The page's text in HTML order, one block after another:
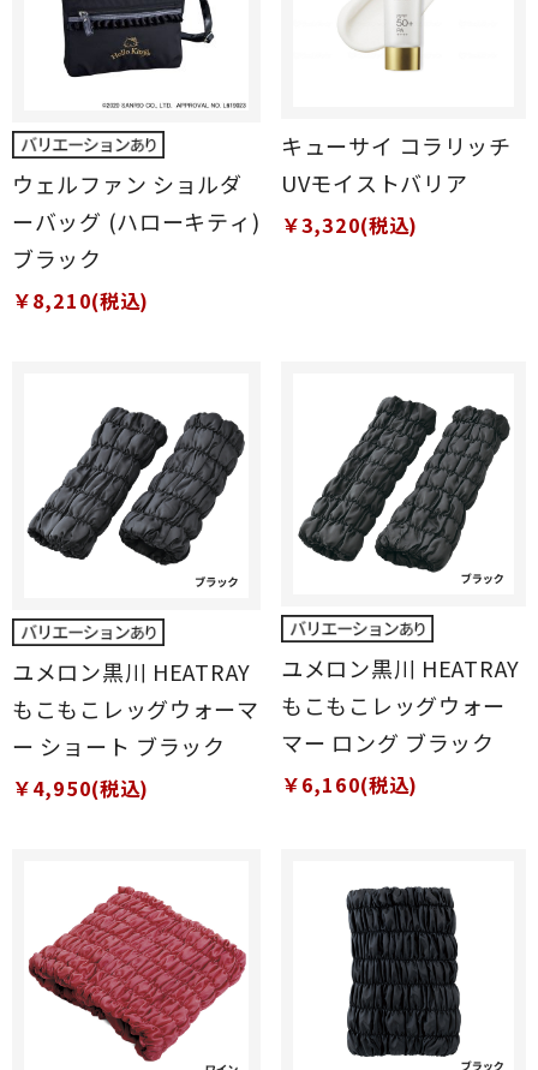
ウェルファン ショルダ
ーバッグ (ハローキティ)
ブラック
￥8,210(税込)
キューサイ コラリッチ
UVモイストバリア
￥3,320(税込)
ユメロン黒川 HEATRAY
もこもこレッグウォーマ
ー ショート ブラック
￥4,950(税込)
ユメロン黒川 HEATRAY
もこもこレッグウォー
マー ロング ブラック
￥6,160(税込)